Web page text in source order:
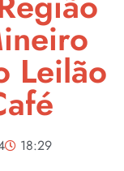
Leilão
18:29